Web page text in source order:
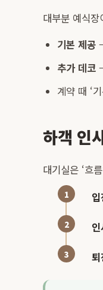
대부분 예식
기본 제공
추가 데코
계약 때 ‘
하객 인
대기실은 ‘흐
인